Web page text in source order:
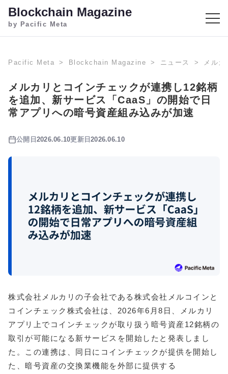
Blockchain Magazine
by Pacific Meta
Pacific Meta Blockchain Magazine ニュース メル
メルカリとコインチェックが連携し12銘柄
を追加、新サービス「CaaS」の開始で日
常アプリへの暗号資産組み込みが加速
公開日 2026.06.10更新日2026.06.10
株式会社メルカリの子会社である株式会社メルコインと
コインチェック株式会社は、2026年6月8日、メルカリ
アプリ上でコインチェックが取り扱う暗号資産12銘柄の
取引が可能になる新サービスを開始したと発表しまし
た。この連携は、同日にコインチェックが提供を開始し
た、暗号資産の交換業機能を外部に提供する